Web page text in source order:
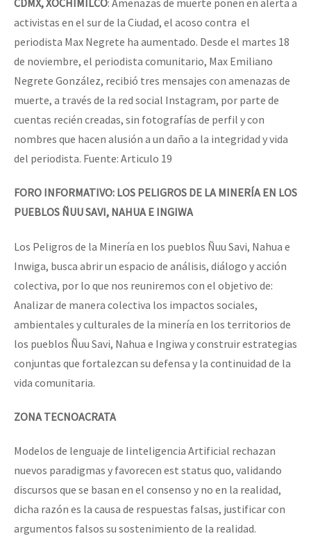
CDMX, XOCHIMILCO: Amenazas de muerte ponen en alerta a
activistas en el sur de la Ciudad, el acoso contra el
periodista Max Negrete ha aumentado. Desde el martes 18
de noviembre, el periodista comunitario, Max Emiliano
Negrete González, recibió tres mensajes con amenazas de
muerte, a través de la red social Instagram, por parte de
cuentas recién creadas, sin fotografías de perfil y con
nombres que hacen alusión a un daño a la integridad y vida
del periodista. Fuente: Articulo 19
FORO INFORMATIVO: LOS PELIGROS DE LA MINERÍA EN LOS
PUEBLOS ÑUU SAVI, NAHUA E INGIWA
Los Peligros de la Minería en los pueblos Ñuu Savi, Nahua e
Inwiga, busca abrir un espacio de análisis, diálogo y acción
colectiva, por lo que nos reuniremos con el objetivo de:
Analizar de manera colectiva los impactos sociales,
ambientales y culturales de la minería en los territorios de
los pueblos Ñuu Savi, Nahua e Ingiwa y construir estrategias
conjuntas que fortalezcan su defensa y la continuidad de la
vida comunitaria.
ZONA TECNOACRATA
Modelos de lenguaje de Iinteligencia Artificial rechazan
nuevos paradigmas y favorecen est status quo, validando
discursos que se basan en el consenso y no en la realidad,
dicha razón es la causa de respuestas falsas, justificar con
argumentos falsos su sostenimiento de la realidad.